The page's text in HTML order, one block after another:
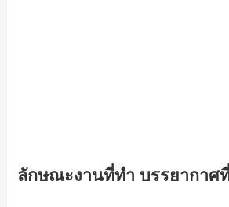
ลักษณะงานที่ทำ บรรยากาศ